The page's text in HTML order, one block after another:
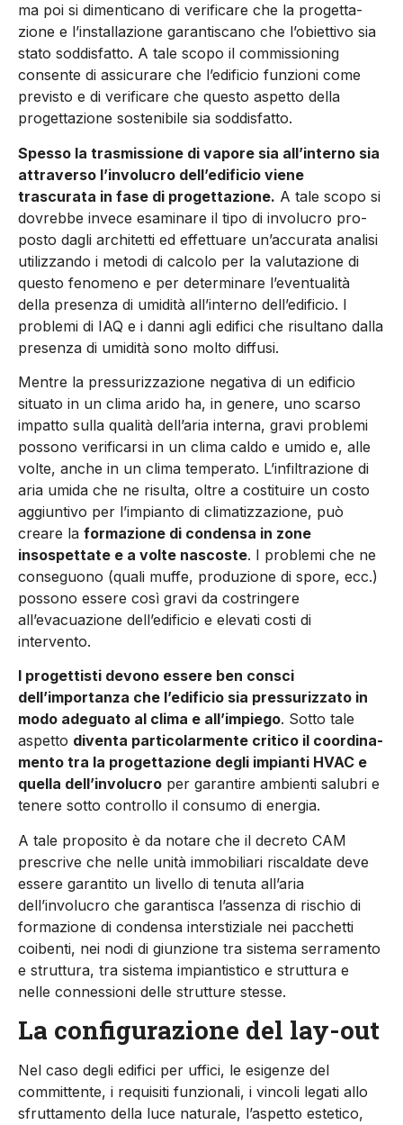
ma poi si dimenticano di verificare che la progetta­
zione e l’installazione garantiscano che l’obiettivo sia
stato sod­disfatto. A tale scopo il commissioning
consente di assicurare che l’edificio funzioni come
previsto e di verificare che questo aspetto della
progettazione sostenibile sia soddisfatto.
Spesso la trasmissione di vapore sia all’interno sia
attraverso l’in­volucro dell’edificio viene
trascurata in fase di progettazione. A tale scopo si
dovrebbe invece esaminare il tipo di involucro pro­
posto dagli architetti ed effettuare un’accurata analisi
utilizzando i metodi di calcolo per la valutazione di
questo fenomeno e per determinare l’eventualità
della presenza di umidità all’interno dell’edificio. I
problemi di IAQ e i danni agli edifici che risultano dalla
presenza di umidità sono molto diffusi.
Mentre la pressu­rizzazione negativa di un edificio
situato in un clima arido ha, in genere, uno scarso
impatto sulla qualità dell’aria interna, gravi problemi
possono verificarsi in un clima caldo e umido e, alle
vol­te, anche in un clima temperato. L’infiltrazione di
aria umida che ne risulta, oltre a costituire un costo
aggiuntivo per l’impianto di climatizzazione, può
creare la formazione di condensa in zone
insospettate e a volte nascoste. I problemi che ne
conseguono (quali muffe, produzione di spore, ecc.)
possono essere così gravi da costringere
all’evacuazione dell’edificio e elevati costi di
intervento.
I progettisti devono essere ben consci
dell’importanza che l’edi­ficio sia pressurizzato in
modo adeguato al clima e all’impiego. Sotto tale
aspetto diventa particolarmente critico il coordina­
mento tra la progettazione degli impianti HVAC e
quella dell’in­volucro per garantire ambienti salubri e
tenere sotto controllo il consumo di energia.
A tale proposito è da notare che il decreto CAM
prescrive che nelle unità immobiliari riscaldate deve
essere garantito un livello di tenuta all’aria
dell’involucro che garantisca l’assenza di rischio di
formazione di condensa interstiziale nei pacchetti
coibenti, nei nodi di giunzione tra sistema serramento
e struttura, tra sistema impiantistico e struttura e
nelle connes­sioni delle strutture stesse.
La configurazione del lay-out
Nel caso degli edifici per uffici, le esigenze del
committente, i requisiti funzionali, i vincoli legati allo
sfruttamento della luce naturale, l’aspetto estetico,